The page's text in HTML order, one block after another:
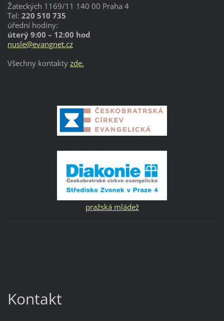
Žateckých 1169/11 140 00 Praha 4
Tel: 220 510 735
úřední hodiny:
úterý 9:00 – 12:00 hod
nusle@evangnet.cz
Všechny kontakty zde.
pražská mládež
Kontakt